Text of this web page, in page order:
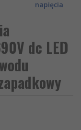
napięcia
dc LED